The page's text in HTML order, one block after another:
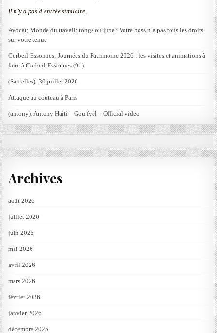
Il n’y a pas d’entrée similaire.
Avocat; Monde du travail: tongs ou jupe? Votre boss n’a pas tous les droits
sur votre tenue
Corbeil-Essonnes; Journées du Patrimoine 2026 : les visites et animations à
faire à Corbeil-Essonnes (91)
(Sarcelles): 30 juillet 2026
Attaque au couteau à Paris
(antony): Antony Haiti – Gou fyèl – Official video
Archives
août 2026
juillet 2026
juin 2026
mai 2026
avril 2026
mars 2026
février 2026
janvier 2026
décembre 2025